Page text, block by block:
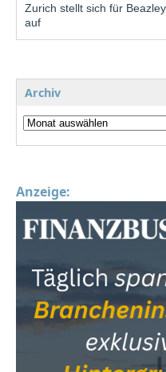
Zurich stellt sich für
auf
Archiv
Anzeige: